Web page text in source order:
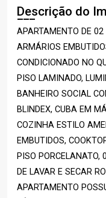
Descrição do
APARTAMENTO DE
ARMÁRIOS
CONDICIONADO NO
PISO LAMINADO,
BANHEIRO SOCIAL
BLINDEX, CUBA EM
COZINHA ESTILO
EMBUTIDOS,
PISO PORCELANATO,
DE LAVAR E SECAR
APARTAMENTO